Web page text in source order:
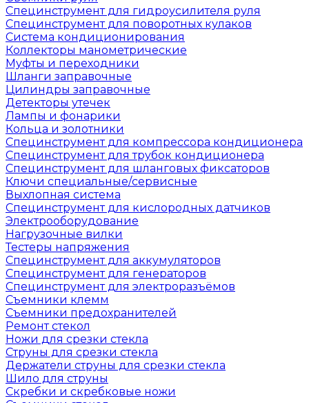
Специнструмент для гидроусилителя руля
Специнструмент для поворотных кулаков
Система кондиционирования
Коллекторы манометрические
Муфты и переходники
Шланги заправочные
Цилиндры заправочные
Детекторы утечек
Лампы и фонарики
Кольца и золотники
Специнструмент для компрессора кондиционера
Специнструмент для трубок кондиционера
Специнструмент для шланговых фиксаторов
Ключи специальные/сервисные
Выхлопная система
Специнструмент для кислородных датчиков
Электрооборудование
Нагрузочные вилки
Тестеры напряжения
Специнструмент для аккумуляторов
Специнструмент для генераторов
Специнструмент для электроразъёмов
Съемники клемм
Съемники предохранителей
Ремонт стекол
Ножи для срезки стекла
Струны для срезки стекла
Держатели струны для срезки стекла
Шило для струны
Скребки и скребковые ножи